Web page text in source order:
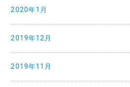
2020年1月
2019年12月
2019年11月